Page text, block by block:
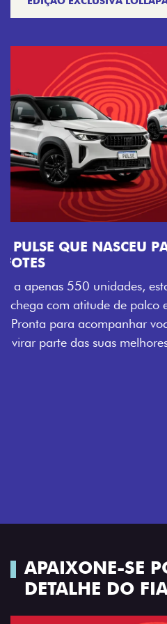
VISUAL COM ENERGIA
Se liga no que compõe a
festival: série numerada,
soleira temática que
enquanto os detalhes
rodas de liga-leve aro 16”
APAIXONE-SE
DETALHE DO